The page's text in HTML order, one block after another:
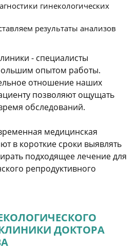
гинекологических
результаты анализов
- специалисты
опытом работы.
отношение наших
позволяют ощущать
обследований.
медицинская
в короткие сроки выявлять
подходящее лечение для
репродуктивного
ДОКТОРА